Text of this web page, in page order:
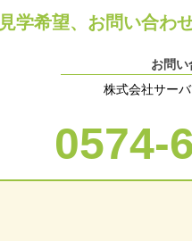
学希望、お問い合わせ
お問い
株式会社サー
0574-